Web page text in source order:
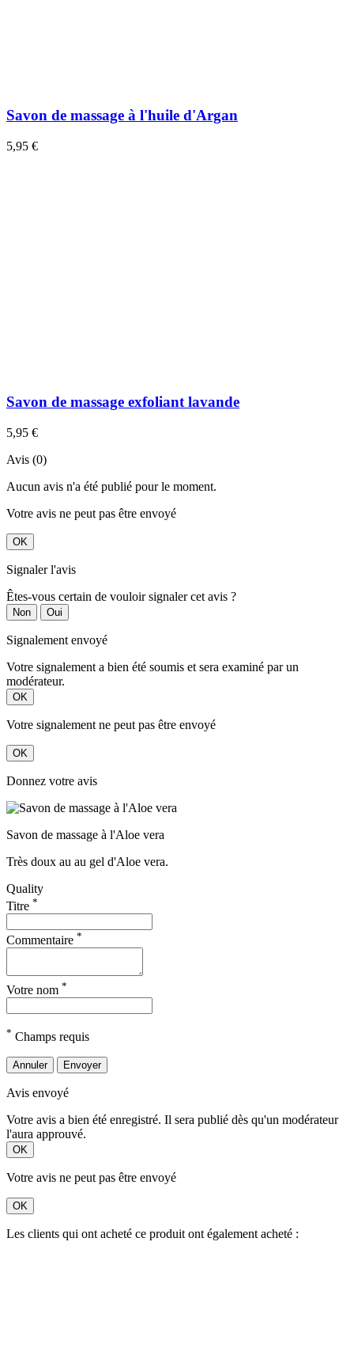
Savon de massage à l'huile d'Argan
5,95 €
Savon de massage exfoliant lavande
5,95 €
Avis (0)
Aucun avis n'a été publié pour le moment.
Votre avis ne peut pas être envoyé
OK
Signaler l'avis
Êtes-vous certain de vouloir signaler cet avis ?
Non Oui
Signalement envoyé
Votre signalement a bien été soumis et sera examiné par un
modérateur.
OK
Votre signalement ne peut pas être envoyé
OK
Donnez votre avis
Savon de massage à l'Aloe vera
Très doux au au gel d'Aloe vera.
Quality
Titre *
Commentaire *
Votre nom *
* Champs requis
Annuler Envoyer
Avis envoyé
Votre avis a bien été enregistré. Il sera publié dès qu'un modérateur
l'aura approuvé.
OK
Votre avis ne peut pas être envoyé
OK
Les clients qui ont acheté ce produit ont également acheté :